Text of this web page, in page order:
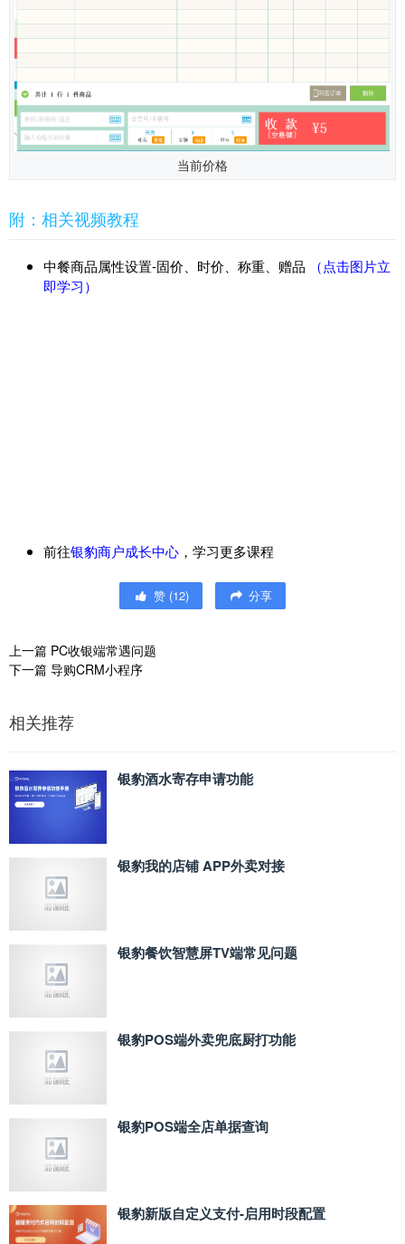
当前价格
附：相关视频教程
中餐商品属性设置-固价、时价、称重、赠品
（点击图片立
即学习）
前往银豹商户成长中心 ，学习更多课程
赞 (12) 分享
上一篇 PC收银端常遇问题
下一篇 导购CRM小程序
相关推荐
银豹酒水寄存申请功能
银豹我的店铺 APP外卖对接
银豹餐饮智慧屏TV端常见问题
银豹POS端外卖兜底厨打功能
银豹POS端全店单据查询
银豹新版自定义支付‑启用时段配置